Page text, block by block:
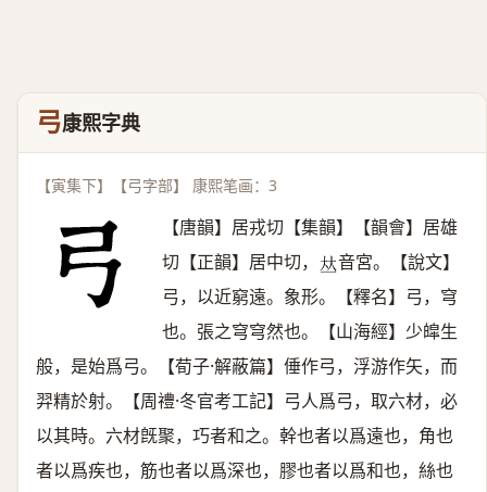
弓康熙字典
【寅集下】【弓字部】 康熙笔画：3
【唐韻】居戎切【集韻】【韻會】居雄
切【正韻】居中切， 𠀤音宮。【說文】
弓，以近窮遠。象形。【釋名】弓，穹
也。張之穹穹然也。【山海經】少皡生
般，是始爲弓。【荀子·解蔽篇】倕作弓，浮游作矢，而
羿精於射。【周禮·冬官考工記】弓人爲弓，取六材，必
以其時。六材旣聚，巧者和之。幹也者以爲遠也，角也
者以爲疾也，筋也者以爲深也，膠也者以爲和也，絲也